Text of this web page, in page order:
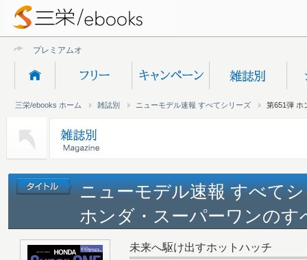
プレミアムオンライン新
三栄/ebooks ホーム 雑誌別 ニューモデル速報 すべてシリーズ 第651弾 ホ
ニューモデル速報 すべて
ホンダ・スーパーワンのす
未来へ駆け出すホットハッチ